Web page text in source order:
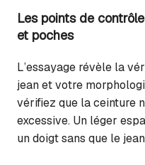
Les points de
et poches
L’essayage révèle la
jean et votre
vérifiez que la ceinture
excessive. Un léger
un doigt sans que le